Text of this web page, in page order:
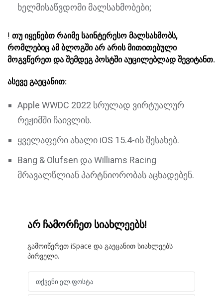
ხელმისაწვდომი მალსახმობები;
! თუ იყენებთ რაიმე საინტერესო მალსახმობს,
რომლებიც ამ ბლოგში არ არის მითითებული
მოგვწერეთ და შემდეგ პოსტში აუცილებლად შევიტანთ.
ასევე გაეცანით:
Apple WWDC 2022 სრულად ვირტუალურ
რეჟიმში ჩაივლის.
ყველაფერი ახალი iOS 15.4-ის შესახებ.
Bang & Olufsen და Williams Racing
მრავალწლიან პარტნიორობას აცხადებენ.
არ ჩამორჩეთ სიახლეებს!
გამოიწერეთ iSpace და გაეცანით სიახლეებს
პირველი.
Email
თქვენი ელ.ფოსტა